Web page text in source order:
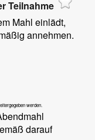
Teilnahme
Mahl einlädt,
annehmen.
werden.
darauf